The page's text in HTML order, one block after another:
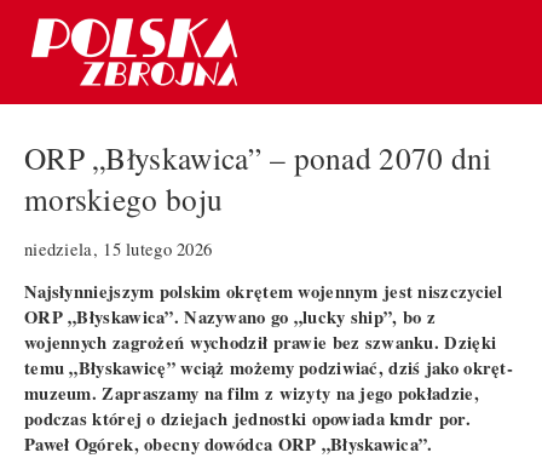
ORP „Błyskawica” – ponad 2070 dni
morskiego boju
niedziela, 15 lutego 2026
Najsłynniejszym polskim okrętem wojennym jest niszczyciel
ORP „Błyskawica”. Nazywano go „lucky ship”, bo z
wojennych zagrożeń wychodził prawie bez szwanku. Dzięki
temu „Błyskawicę” wciąż możemy podziwiać, dziś jako okręt-
muzeum. Zapraszamy na film z wizyty na jego pokładzie,
podczas której o dziejach jednostki opowiada kmdr por.
Paweł Ogórek, obecny dowódca ORP „Błyskawica”.